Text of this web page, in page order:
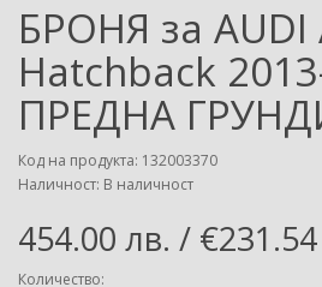
БРОНЯ за AUDI
Hatchback
ПРЕДНА
Код на продукта: 132003370
Наличност: В наличност
454.00 лв. / €231.54
Количество: